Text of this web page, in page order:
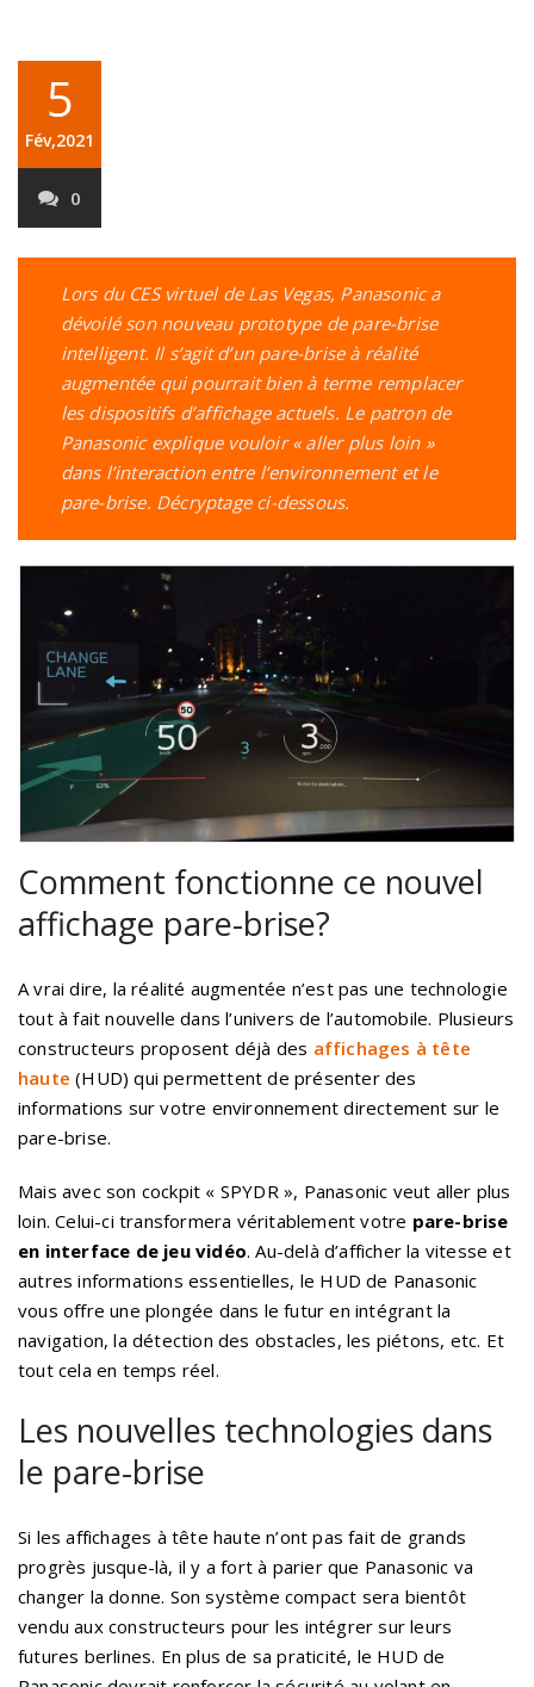
5
Fév,2021
0
Lors du CES virtuel de Las Vegas, Panasonic a
dévoilé son nouveau prototype de pare-brise
intelligent. Il s’agit d’un pare-brise à réalité
augmentée qui pourrait bien à terme remplacer
les dispositifs d’affichage actuels. Le patron de
Panasonic explique vouloir « aller plus loin »
dans l’interaction entre l’environnement et le
pare-brise. Décryptage ci-dessous.
Comment fonctionne ce nouvel
affichage pare-brise?
A vrai dire, la réalité augmentée n’est pas une technologie
tout à fait nouvelle dans l’univers de l’automobile. Plusieurs
constructeurs proposent déjà des affichages à tête
haute (HUD) qui permettent de présenter des
informations sur votre environnement directement sur le
pare-brise.
Mais avec son cockpit « SPYDR », Panasonic veut aller plus
loin. Celui-ci transformera véritablement votre pare-brise
en interface de jeu vidéo. Au-delà d’afficher la vitesse et
autres informations essentielles, le HUD de Panasonic
vous offre une plongée dans le futur en intégrant la
navigation, la détection des obstacles, les piétons, etc. Et
tout cela en temps réel.
Les nouvelles technologies dans
le pare-brise
Si les affichages à tête haute n’ont pas fait de grands
progrès jusque-là, il y a fort à parier que Panasonic va
changer la donne. Son système compact sera bientôt
vendu aux constructeurs pour les intégrer sur leurs
futures berlines. En plus de sa praticité, le HUD de